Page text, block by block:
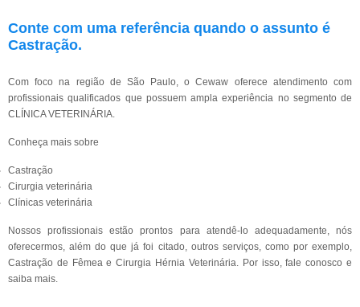
Conte com uma referência quando o assunto é
Castração.
Com foco na região de São Paulo, o Cewaw oferece atendimento com
profissionais qualificados que possuem ampla experiência no segmento de
CLÍNICA VETERINÁRIA.
Conheça mais sobre
Castração
Cirurgia veterinária
Clínicas veterinária
Nossos profissionais estão prontos para atendê-lo adequadamente, nós
oferecermos, além do que já foi citado, outros serviços, como por exemplo,
Castração de Fêmea e Cirurgia Hérnia Veterinária. Por isso, fale conosco e
saiba mais.